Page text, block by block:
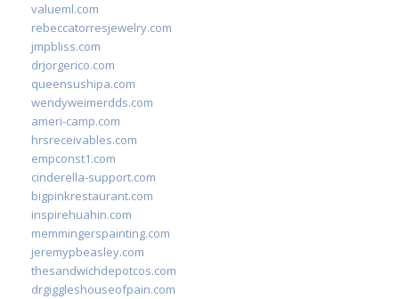
valueml.com
rebeccatorresjewelry.com
jmpbliss.com
drjorgerico.com
queensushipa.com
wendyweimerdds.com
ameri-camp.com
hrsreceivables.com
empconst1.com
cinderella-support.com
bigpinkrestaurant.com
inspirehuahin.com
memmingerspainting.com
jeremypbeasley.com
thesandwichdepotcos.com
drgiggleshouseofpain.com